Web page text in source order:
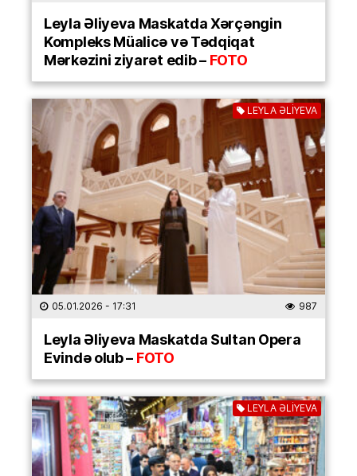
Leyla Əliyeva Maskatda Xərçəngin
Kompleks Müalicə və Tədqiqat
Mərkəzini ziyarət edib –FOTO
LEYLA ƏLİYEVA
05.01.2026 - 17:31 987
Leyla Əliyeva Maskatda Sultan Opera
Evində olub –FOTO
LEYLA ƏLİYEVA